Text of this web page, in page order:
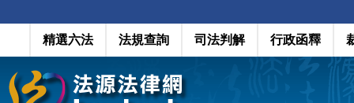
精選六法 法規查詢 司法判解 行政函釋